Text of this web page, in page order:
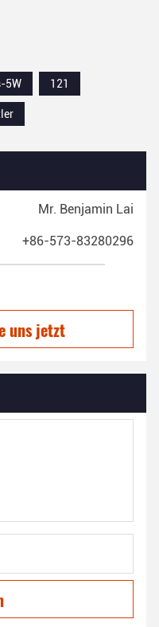
5W
121
Mr. Benjamin Lai
+86-573-83280296
uns jetzt